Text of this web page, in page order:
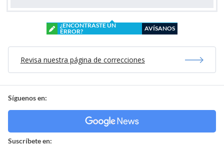
¿ENCONTRASTE UN
ERROR?
AVÍSANOS
Revisa nuestra página de correcciones
Síguenos en:
Suscríbete en: